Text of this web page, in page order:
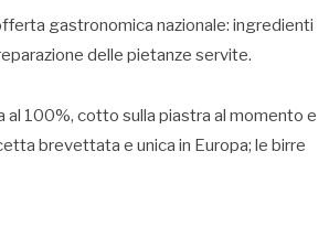
gastronomica nazionale: ingredienti
delle pietanze servite.
100%, cotto sulla piastra al momento e
brevettata e unica in Europa; le birre